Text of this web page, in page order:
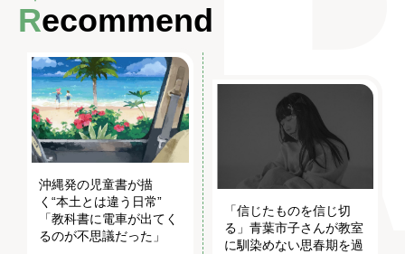
Recommend
沖縄発の児童書が描
く“本土とは違う日常”
「教科書に電車が出てく
るのが不思議だった」
「信じたものを信じ切
る」青葉市子さんが教室
に馴染めない思春期を過